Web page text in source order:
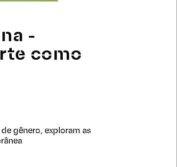
-
como
gênero, exploram as